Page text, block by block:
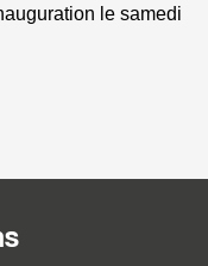
le samedi